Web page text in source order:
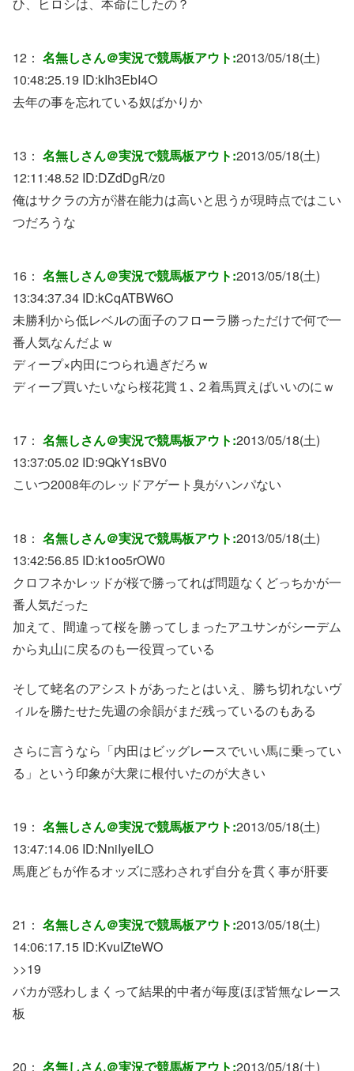
12： 名無しさん＠実況で競馬板アウト:2013/05/18(土)
10:48:25.19 ID:kIh3EbI4O
去年の事を忘れている奴ばかりか
13： 名無しさん＠実況で競馬板アウト:2013/05/18(土)
12:11:48.52 ID:DZdDgR/z0
俺はサクラの方が潜在能力は高いと思うが現時点ではこい
つだろうな
16： 名無しさん＠実況で競馬板アウト:2013/05/18(土)
13:34:37.34 ID:kCqATBW6O
未勝利から低レベルの面子のフローラ勝っただけで何で一
番人気なんだよｗ
ディープ×内田につられ過ぎだろｗ
ディープ買いたいなら桜花賞１､２着馬買えばいいのにｗ
17： 名無しさん＠実況で競馬板アウト:2013/05/18(土)
13:37:05.02 ID:9QkY1sBV0
こいつ2008年のレッドアゲート臭がハンパない
18： 名無しさん＠実況で競馬板アウト:2013/05/18(土)
13:42:56.85 ID:k1oo5rOW0
クロフネかレッドが桜で勝ってれば問題なくどっちかが一
番人気だった
加えて、間違って桜を勝ってしまったアユサンがシーデム
から丸山に戻るのも一役買っている
そして蛯名のアシストがあったとはいえ、勝ち切れないヴ
ィルを勝たせた先週の余韻がまだ残っているのもある
さらに言うなら「内田はビッグレースでいい馬に乗ってい
る」という印象が大衆に根付いたのが大きい
19： 名無しさん＠実況で競馬板アウト:2013/05/18(土)
13:47:14.06 ID:NniIyeILO
馬鹿どもが作るオッズに惑わされず自分を貫く事が肝要
21： 名無しさん＠実況で競馬板アウト:2013/05/18(土)
14:06:17.15 ID:KvuIZteWO
>>19
バカが惑わしまくって結果的中者が毎度ほぼ皆無なレース
板
20： 名無しさん＠実況で競馬板アウト:2013/05/18(土)